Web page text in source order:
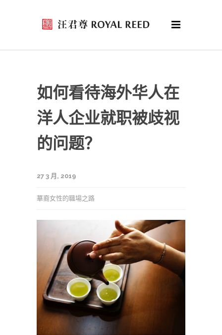
如何看待海外华人在
洋人企业就职被歧视
的问题？
27 3 月, 2019
華裔女性的職場之路